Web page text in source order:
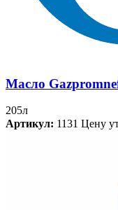
Масло
205л
Артикул: 1131 Цену